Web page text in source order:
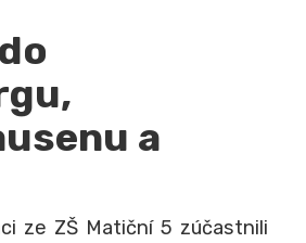
a
ze ZŠ Matiční 5 zúčastnili